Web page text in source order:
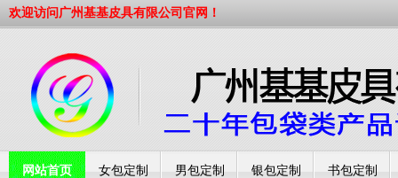
欢迎访问广州基基皮具有限公司官网！
网站首页 女包定制 男包定制 银包定制 书包定制